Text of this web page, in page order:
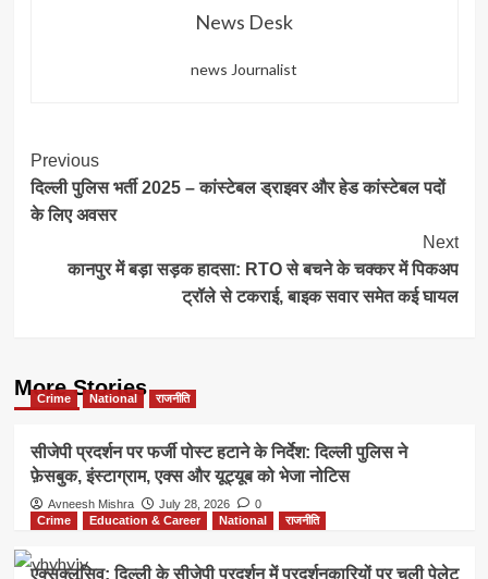
News Desk
news Journalist
Post
Navigation
Previous
दिल्ली पुलिस भर्ती 2025 – कांस्टेबल ड्राइवर और हेड कांस्टेबल पदों
के लिए अवसर
Next
कानपुर में बड़ा सड़क हादसा: RTO से बचने के चक्कर में पिकअप
ट्रॉले से टकराई, बाइक सवार समेत कई घायल
More Stories
Crime National राजनीति
सीजेपी प्रदर्शन पर फर्जी पोस्ट हटाने के निर्देश: दिल्ली पुलिस ने
फ़ेसबुक, इंस्टाग्राम, एक्स और यूट्यूब को भेजा नोटिस
Avneesh Mishra July 28, 2026
0
Crime
Education & Career National राजनीति
एक्सक्लूसिव: दिल्ली के सीजेपी प्रदर्शन में प्रदर्शनकारियों पर चली पेलेट